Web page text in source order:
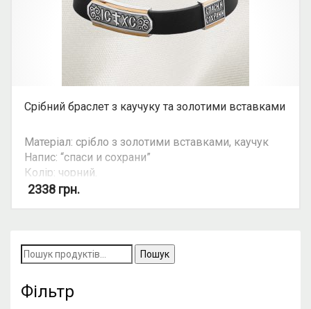
Срібний браслет з каучуку та золотими вставками
Матеріал: срібло з золотими вставками, каучук
Напис: “спаси и сохрани”
Колір: чорний.
2338 грн.
Пошук
за
запитом:
Фільтр